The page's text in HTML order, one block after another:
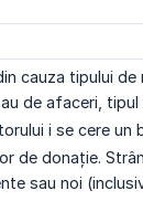
cauza tipului
de afaceri,
i se cere un
de donație.
sau noi